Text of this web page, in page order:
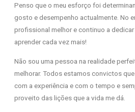
Penso que o meu esforço foi
gosto e desempenho actualmente. No
profissional melhor e continuo a
aprender cada vez mais!
Não sou uma pessoa na realidade
melhorar. Todos estamos convictos
com a experiência e com o tempo e
proveito das lições que a vida me dá.